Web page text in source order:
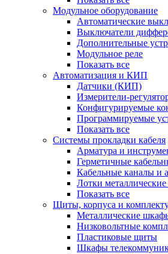
Модульное оборудование
Автоматические
Выключатели
Дополнительные
Модульное реле
Показать все
Автоматизация и КИП
Датчики (КИП)
Измерители-
Конфигурируемые
Программируемые
Показать все
Системы прокладки кабеля
Арматура и
Герметичные
Кабельные каналы и
Лотки
Показать все
Щиты, корпуса и
Металлические
Низковольтные
Пластиковые щиты
Шкафы